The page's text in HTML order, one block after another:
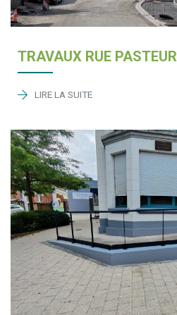
TRAVAUX RUE PASTEUR
LIRE LA SUITE